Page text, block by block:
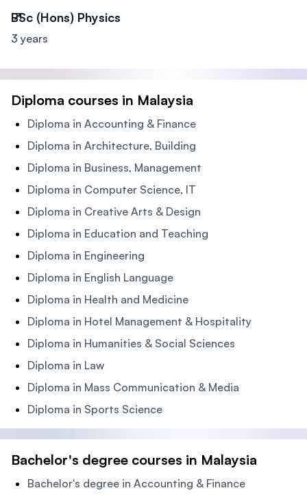
BSc (Hons) Physics
3 years
Diploma courses in Malaysia
Diploma in Accounting & Finance
Diploma in Architecture, Building
Diploma in Business, Management
Diploma in Computer Science, IT
Diploma in Creative Arts & Design
Diploma in Education and Teaching
Diploma in Engineering
Diploma in English Language
Diploma in Health and Medicine
Diploma in Hotel Management & Hospitality
Diploma in Humanities & Social Sciences
Diploma in Law
Diploma in Mass Communication & Media
Diploma in Sports Science
Bachelor's degree courses in Malaysia
Bachelor's degree in Accounting & Finance